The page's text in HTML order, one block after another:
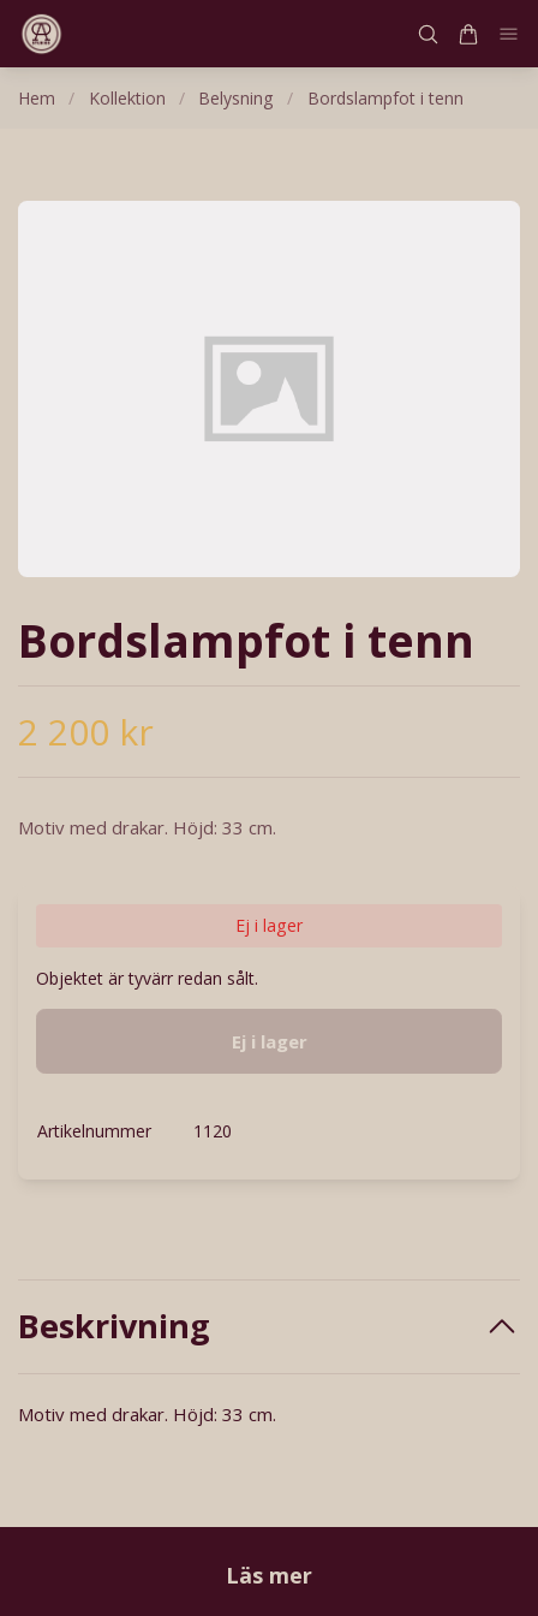
Hem / Kollektion / Belysning / Bordslampfot i tenn
Bordslampfot i tenn
2 200 kr
Motiv med drakar. Höjd: 33 cm.
Ej i lager
Objektet är tyvärr redan sålt.
Ej i lager
Artikelnummer 1120
Beskrivning
Motiv med drakar. Höjd: 33 cm.
Läs mer